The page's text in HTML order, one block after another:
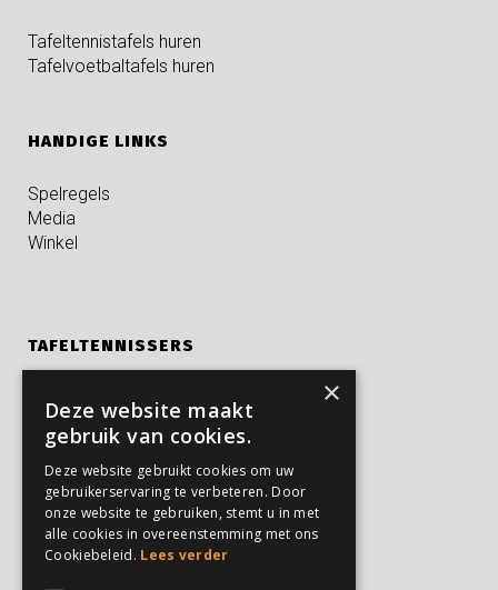
Tafeltennistafels huren
Tafelvoetbaltafels huren
HANDIGE LINKS
Spelregels
Media
Winkel
TAFELTENNISSERS
Kampen
Privé trainingen
Verjaardagsfeestjes
PARTICULIEREN
×
Deze website maakt
gebruik van cookies.
Deze website gebruikt cookies om uw
gebruikerservaring te verbeteren. Door
onze website te gebruiken, stemt u in met
alle cookies in overeenstemming met ons
Cookiebeleid. Lees verder